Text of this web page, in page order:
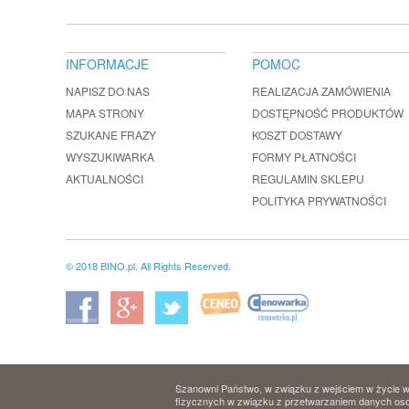
INFORMACJE
NAPISZ DO NAS
MAPA STRONY
SZUKANE FRAZY
WYSZUKIWARKA
AKTUALNOŚCI
POMOC
REALIZACJA ZAMÓWIENIA
DOSTĘPNOŚĆ PRODUKTÓW
KOSZT DOSTAWY
FORMY PŁATNOŚCI
REGULAMIN SKLEPU
POLITYKA PRYWATNOŚCI
© 2018 BINO.pl. All Rights Reserved.
Szanowni Państwo, w związku z wejściem w życie
fizycznych w związku z przetwarzaniem danych